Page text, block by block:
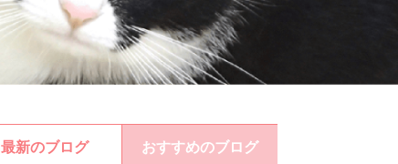
最新のブログ おすすめのブログ